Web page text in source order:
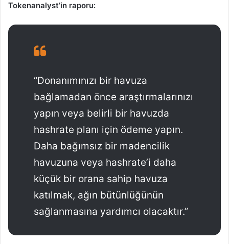
Tokenanalyst’in raporu:
“Donanımınızı bir havuza
bağlamadan önce araştırmalarınızı
yapın veya belirli bir havuzda
hashrate planı için ödeme yapın.
Daha bağımsız bir madencilik
havuzuna veya hashrate’i daha
küçük bir orana sahip havuza
katılmak, ağın bütünlüğünün
sağlanmasına yardımcı olacaktır.”